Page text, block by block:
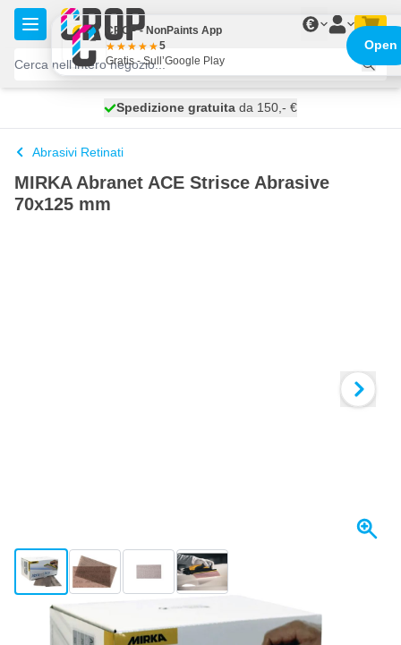
Salta al contenuto
€
spedito domani
Spedizione gratuita da 150,- €
100 giorni
Abrasivi Retinati
MIRKA Abranet ACE Strisce Abrasive
70x125 mm
View larger imageView larger imageView larger imageView larger image
Spedito domani
CROP - NonPaints App
5
Gratis - Sull’Google Play
Open